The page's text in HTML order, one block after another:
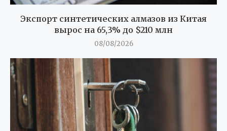
Экспорт синтетических алмазов из Китая
вырос на 65,3% до $210 млн
08/08/2026